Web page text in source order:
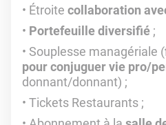
Étroite collaboration
Portefeuille diversifié ;
Souplesse managériale (
pour conjuguer vie pro/
donnant/donnant) ;
Tickets Restaurants ;